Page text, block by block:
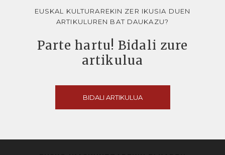
EUSKAL KULTURAREKIN ZER IKUSIA DUEN
ARTIKULUREN BAT DAUKAZU?
Parte hartu! Bidali zure
artikulua
BIDALI ARTIKULUA